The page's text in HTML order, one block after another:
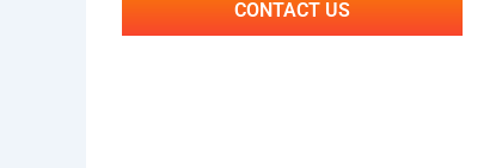
CONTACT US